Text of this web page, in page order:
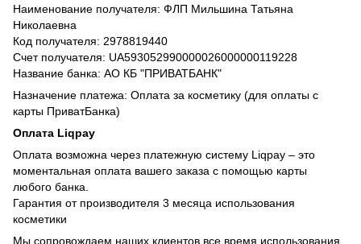
Наименование получателя: ФЛП Мильшина Татьяна
Николаевна
Код получателя: 2978819440
Счет получателя: UA593052990000026000000119228
Название банка: АО КБ "ПРИВАТБАНК"
Назначение платежа: Оплата за косметику (для оплаты с
карты ПриватБанка)
Оплата Liqpay
Оплата возможна через платежную систему Liqpay – это
моментальная оплата вашего заказа с помощью карты
любого банка.
Гарантия от производителя 3 месяца использования
косметики
Мы сопровождаем наших клиентов все время использования